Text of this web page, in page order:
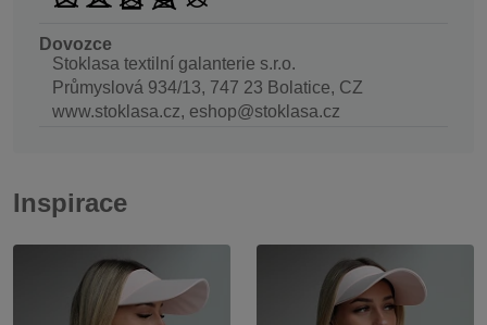
Dovozce
Stoklasa textilní galanterie s.r.o.
Průmyslová 934/13, 747 23 Bolatice, CZ
www.stoklasa.cz, eshop@stoklasa.cz
Inspirace